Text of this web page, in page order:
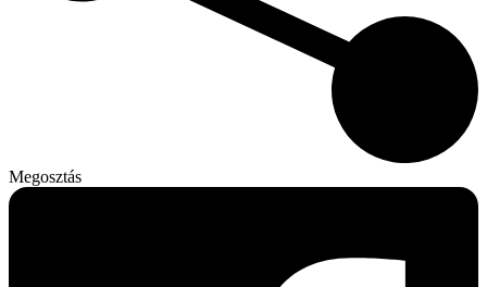
Megosztás